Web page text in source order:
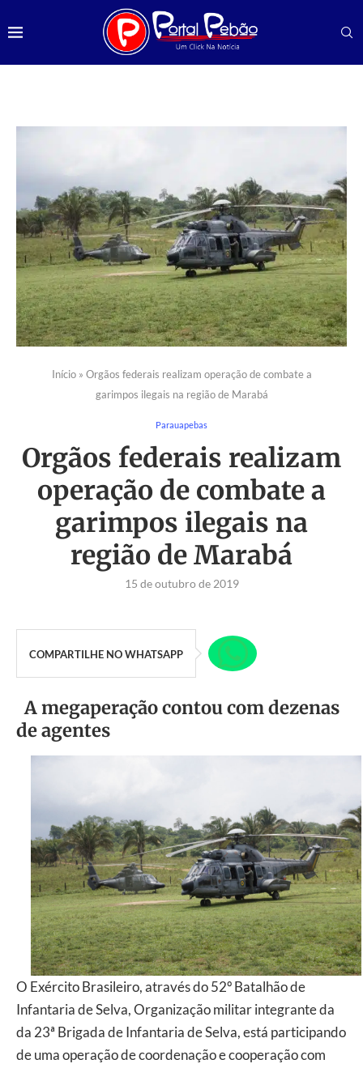
Início» Orgãos federais realizam operação de combate a
garimpos ilegais na região de Marabá
Parauapebas
Orgãos federais realizam
operação de combate a
garimpos ilegais na
região de Marabá
15 de outubro de 2019
COMPARTILHE NO WHATSAPP
A megaperação contou com dezenas
de agentes
O Exército Brasileiro, através do 52º Batalhão de
Infantaria de Selva, Organização militar integrante da
da 23ª Brigada de Infantaria de Selva, está participando
de uma operação de coordenação e cooperação com